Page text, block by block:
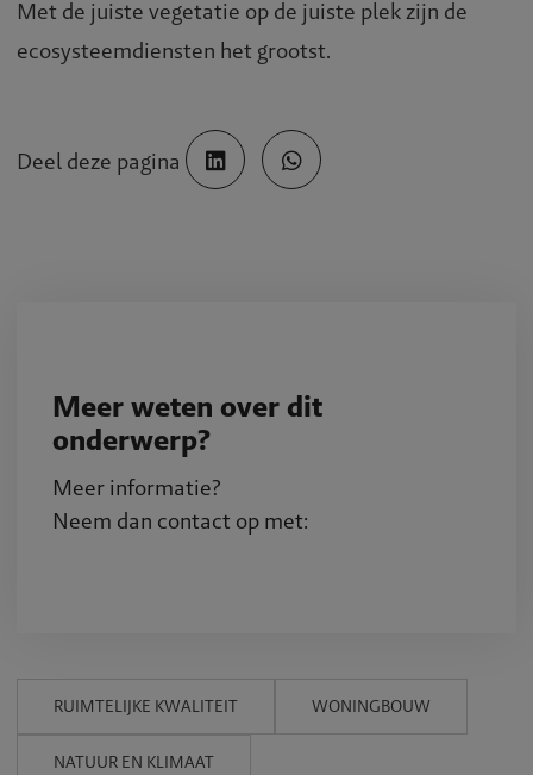
Met de juiste vegetatie op de juiste plek zijn de
ecosysteemdiensten het grootst.
Deel deze pagina
Meer weten over dit
onderwerp?
Meer informatie?
Neem dan contact op met:
RUIMTELIJKE KWALITEIT WONINGBOUW
NATUUR EN KLIMAAT